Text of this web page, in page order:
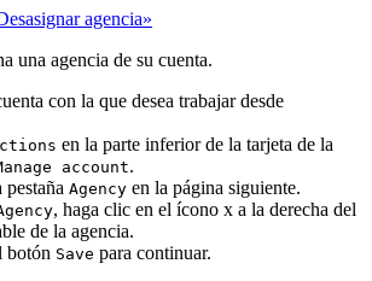
agencia»
una agencia de su cuenta.
con la que desea trabajar desde
en la parte inferior de la tarjeta de la
account.
Agency en la página siguiente.
, haga clic en el ícono x a la derecha del
de la agencia.
botón Save para continuar.